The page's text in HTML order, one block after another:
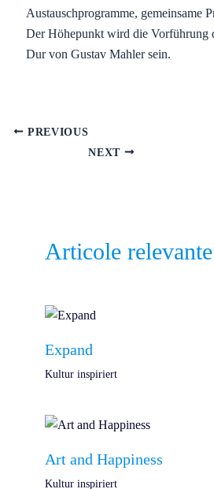
Austauschprogramme, gemeinsame
Der Höhepunkt wird die Vorführung
Dur von Gustav Mahler sein.
PREVIOUS
NEXT
Articole relevante
Expand
Kultur inspiriert
Art and Happiness
Kultur inspiriert